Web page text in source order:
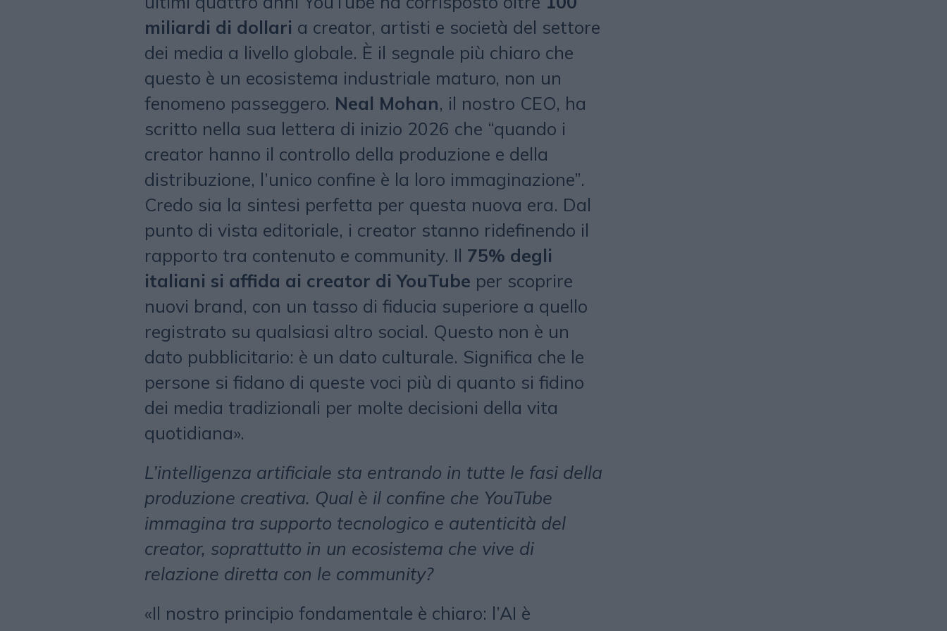
miliardi di dollari a creator, artisti e società del settore
dei media a livello globale. È il segnale più chiaro che
questo è un ecosistema industriale maturo, non un
fenomeno passeggero. Neal Mohan, il nostro CEO, ha
scritto nella sua lettera di inizio 2026 che “quando i
creator hanno il controllo della produzione e della
distribuzione, l’unico confine è la loro immaginazione”.
Credo sia la sintesi perfetta per questa nuova era. Dal
punto di vista editoriale, i creator stanno ridefinendo il
rapporto tra contenuto e community. Il 75% degli
italiani si affida ai creator di YouTube per scoprire
nuovi brand, con un tasso di fiducia superiore a quello
registrato su qualsiasi altro social. Questo non è un
dato pubblicitario: è un dato culturale. Significa che le
persone si fidano di queste voci più di quanto si fidino
dei media tradizionali per molte decisioni della vita
quotidiana».
L’intelligenza artificiale sta entrando in tutte le fasi della
produzione creativa. Qual è il confine che YouTube
immagina tra supporto tecnologico e autenticità del
creator, soprattutto in un ecosistema che vive di
relazione diretta con le community?
«Il nostro principio fondamentale è chiaro: l’AI è